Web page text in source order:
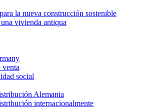
la nueva construcción sostenible
vivienda antiqua
venta
social
Alemania
internacionalmente